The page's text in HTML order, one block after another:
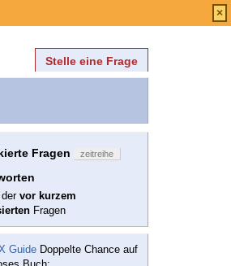
Stelle eine Frage
Fragen zeitreihe
vor kurzem
Fragen
Doppelte Chance auf
×